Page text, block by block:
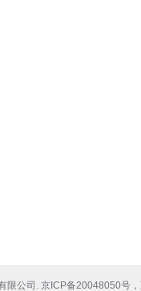
公司. 京ICP备20048050号